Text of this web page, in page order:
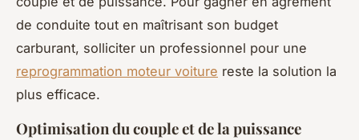
de conduite tout en maîtrisant son budget
carburant, solliciter un professionnel pour une
reprogrammation moteur voiture reste la solution la
plus efficace.
Optimisation du couple et de la puissance